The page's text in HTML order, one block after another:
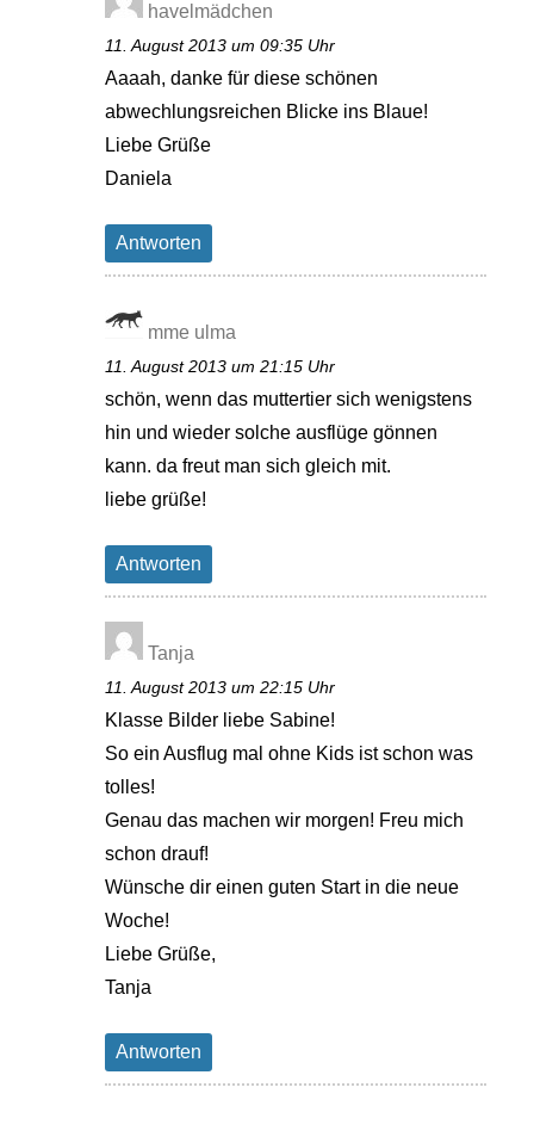
havelmädchen
11. August 2013 um 09:35 Uhr
Aaaah, danke für diese schönen
abwechlungsreichen Blicke ins Blaue!
Liebe Grüße
Daniela
Antworten
mme ulma
11. August 2013 um 21:15 Uhr
schön, wenn das muttertier sich wenigstens
hin und wieder solche ausflüge gönnen
kann. da freut man sich gleich mit.
liebe grüße!
Antworten
Tanja
11. August 2013 um 22:15 Uhr
Klasse Bilder liebe Sabine!
So ein Ausflug mal ohne Kids ist schon was
tolles!
Genau das machen wir morgen! Freu mich
schon drauf!
Wünsche dir einen guten Start in die neue
Woche!
Liebe Grüße,
Tanja
Antworten